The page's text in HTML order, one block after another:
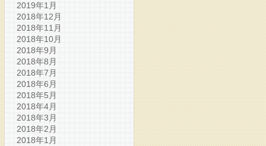
2019年1月
2018年12月
2018年11月
2018年10月
2018年9月
2018年8月
2018年7月
2018年6月
2018年5月
2018年4月
2018年3月
2018年2月
2018年1月